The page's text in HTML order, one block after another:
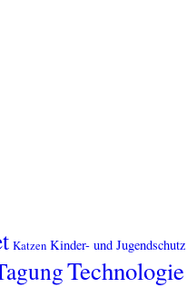
Katzen Kinder- und Jugendschutz
Technologie